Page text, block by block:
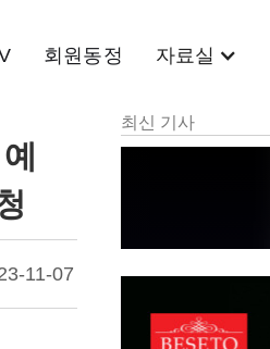
회원동정 자료실
11-07
최신 기사